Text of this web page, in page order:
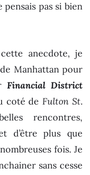
pas si bien
anecdote, je
Manhattan pour
Financial District
coté deFulton St.
rencontres,
d’être plus que
fois. Je
sans cesse